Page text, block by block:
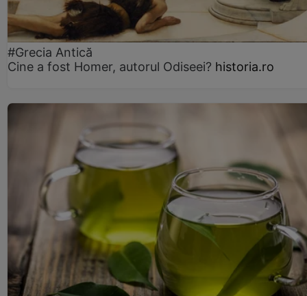
#Grecia Antică
Cine a fost Homer, autorul Odiseei? historia.ro